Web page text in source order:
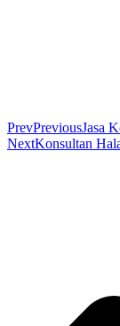
PrevPreviousJasa
NextKonsultan